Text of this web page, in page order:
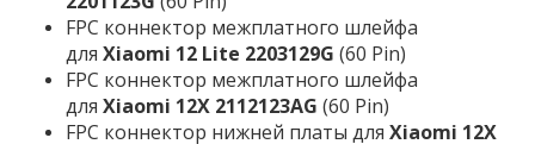
FPC коннектор межплатного шлейфа
для Xiaomi 12 Lite 2203129G (60 Pin)
FPC коннектор межплатного шлейфа
для Xiaomi 12X 2112123AG (60 Pin)
FPC коннектор нижней платы для Xiaomi 12X